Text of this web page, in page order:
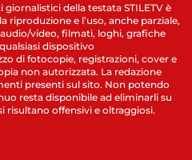
della testata STILETV è
riproduzione e l’uso, anche parziale,
video, filmati, loghi, grafiche
dispositivo
di fotocopie, registrazioni, cover e
non autorizzata. La redazione
presenti sul sito. Non potendo
resta disponibile ad eliminarli su
risultano offensivi e oltraggiosi.